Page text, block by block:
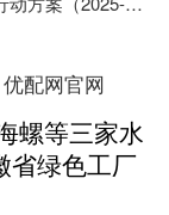
《行动方案（征
优配网官网
螺等三家水
省绿色工厂